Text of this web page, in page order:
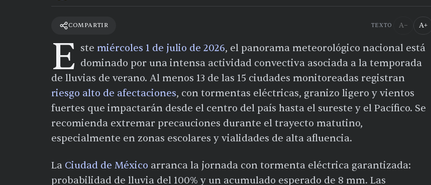
COMPARTIR TEXTO A− A+
E ste miércoles 1 de julio de 2026, el panorama meteorológico nacional está
dominado por una intensa actividad convectiva asociada a la temporada
de lluvias de verano. Al menos 13 de las 15 ciudades monitoreadas registran
riesgo alto de afectaciones, con tormentas eléctricas, granizo ligero y vientos
fuertes que impactarán desde el centro del país hasta el sureste y el Pacífico. Se
recomienda extremar precauciones durante el trayecto matutino,
especialmente en zonas escolares y vialidades de alta afluencia.
La Ciudad de México arranca la jornada con tormenta eléctrica garantizada:
probabilidad de lluvia del 100% y un acumulado esperado de 8 mm. Las